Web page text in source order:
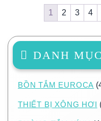
1 2 3 4
DANH
BỒN TẮM EUROCA
THIẾT BỊ XÔNG HƠI